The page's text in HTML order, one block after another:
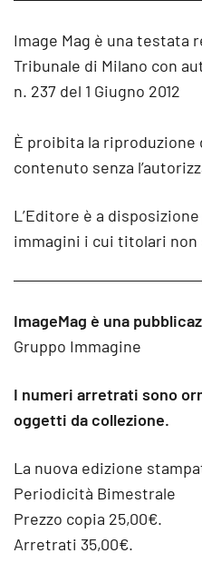
Image Mag è una testata
Tribunale di Milano con
n. 237 del 1 Giugno 2012
È proibita la
contenuto senza
L’Editore è a
immagini i cui titolari
ImageMag è una
Gruppo Immagine
I numeri arretrati sono
oggetti da collezione.
La nuova edizione
Periodicità Bimestrale
Prezzo copia 25,00€.
Arretrati 35,00€.